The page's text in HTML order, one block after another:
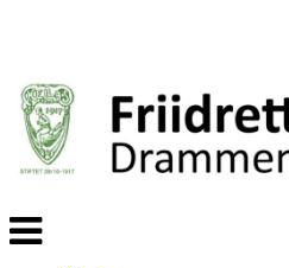
Veksle
navigasjon